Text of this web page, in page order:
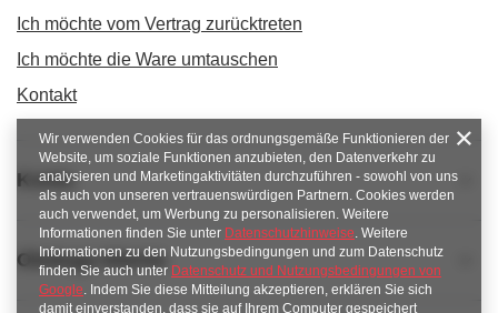
Ich möchte vom Vertrag zurücktreten
Ich möchte die Ware umtauschen
Kontakt
Konto
Obsługa klienta
Wir verwenden Cookies für das ordnungsgemäße Funktionieren der
Website, um soziale Funktionen anzubieten, den Datenverkehr zu
analysieren und Marketingaktivitäten durchzuführen - sowohl von uns
als auch von unseren vertrauenswürdigen Partnern. Cookies werden
auch verwendet, um Werbung zu personalisieren. Weitere
Informationen finden Sie unter Datenschutzhinweise. Weitere
Informationen zu den Nutzungsbedingungen und zum Datenschutz
finden Sie auch unter Datenschutz und Nutzungsbedingungen von
Google. Indem Sie diese Mitteilung akzeptieren, erklären Sie sich
damit einverstanden, dass sie auf Ihrem Computer gespeichert